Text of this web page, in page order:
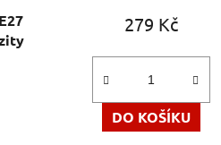
produktu
5,0
z
5
hvězdiček.
279 Kč
DO KOŠÍKU